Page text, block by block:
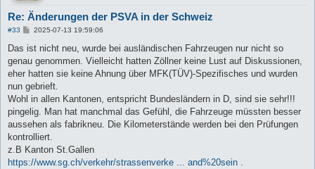
Re: Änderungen der PSVA in der Schweiz
#33
B
i
r
a
2025-07-13 19:59:06
Das ist nicht neu, wurde bei ausländischen Fahrzeugen nur nicht so
genau genommen. Vielleicht hatten Zöllner keine Lust auf Diskussionen,
eher hatten sie keine Ahnung über MFK(TÜV)-Spezifisches und wurden
nun gebrieft.
Wohl in allen Kantonen, entspricht Bundesländern in D, sind sie sehr!!!
pingelig. Man hat manchmal das Gefühl, die Fahrzeuge müssten besser
aussehen als fabrikneu. Die Kilometerstände werden bei den Prüfungen
kontrolliert.
z.B Kanton St.Gallen
https://www.sg.ch/verkehr/strassenverke ... and%20sein .